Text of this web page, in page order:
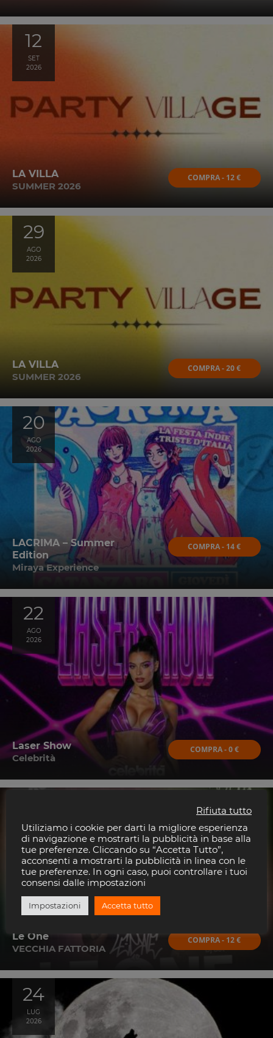
12
SET
2026
LA VILLA
SUMMER 2026
COMPRA - 12 €
29
AGO
2026
LA VILLA
SUMMER 2026
COMPRA - 20 €
20
AGO
2026
LACRIMA – Summer
Edition
Miraya Experience
COMPRA - 14 €
22
AGO
2026
Laser Show
Celebrità
COMPRA - 0 €
2026
Le One
VECCHIA FATTORIA
COMPRA - 12 €
24
LUG
2026
Rifiuta tutto
Utiliziamo i cookie per darti la migliore esperienza
di navigazione e mostrarti la pubblicità in base alla
tue preferenze. Cliccando su “Accetta Tutto”,
acconsenti a mostrarti la pubblicità in linea con le
tue preferenze. In ogni caso, puoi controllare i tuoi
consensi dalle impostazioni
Impostazioni Accetta tutto